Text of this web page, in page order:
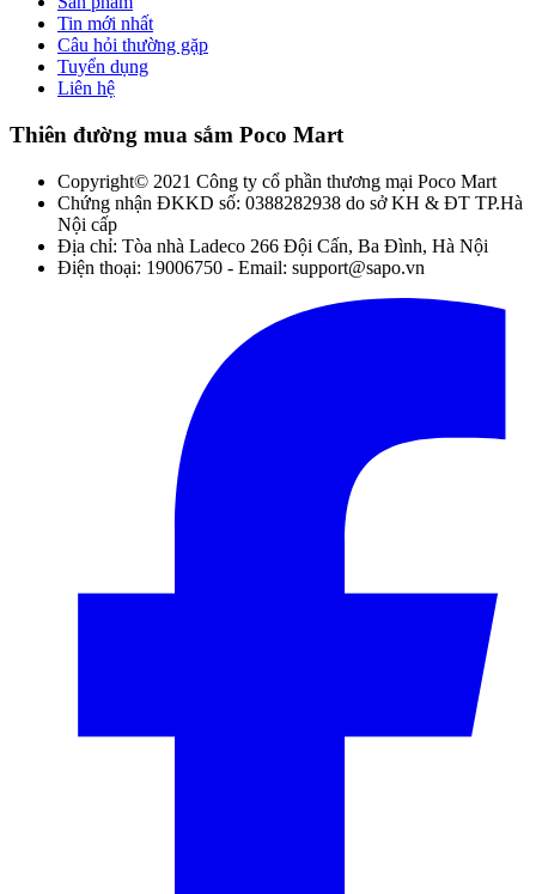
Tin mới nhất
Câu hỏi thường gặp
Tuyển dụng
Liên hệ
Thiên đường mua sắm Poco Mart
Copyright© 2021 Công ty cổ phần thương mại Poco Mart
Chứng nhận ĐKKD số: 0388282938 do sở KH & ĐT TP.Hà
Nội cấp
Địa chỉ: Tòa nhà Ladeco 266 Đội Cấn, Ba Đình, Hà Nội
Điện thoại: 19006750 - Email: support@sapo.vn